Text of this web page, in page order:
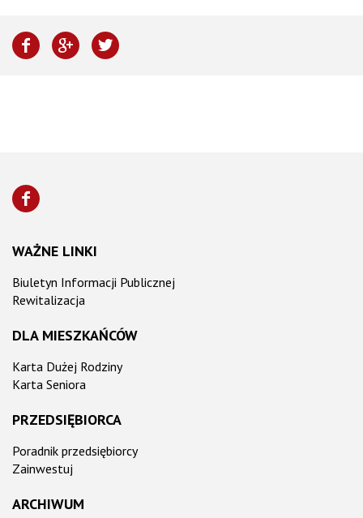
WAŻNE LINKI
Biuletyn Informacji Publicznej
Rewitalizacja
DLA MIESZKAŃCÓW
Karta Dużej Rodziny
Karta Seniora
PRZEDSIĘBIORCA
Poradnik przedsiębiorcy
Zainwestuj
ARCHIWUM